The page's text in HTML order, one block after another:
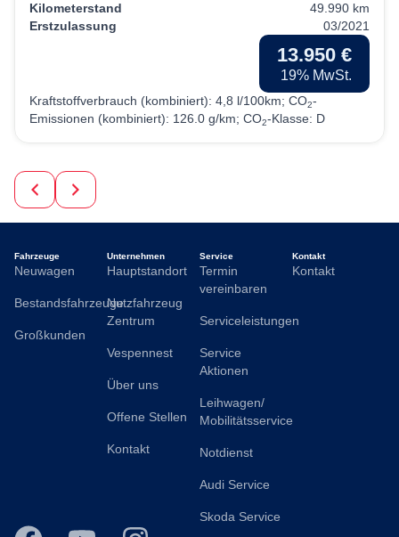
Kilometerstand
49.990 km
Erstzulassung
03/2021
13.950 €
19% MwSt.
Kraftstoffverbrauch (kombiniert): 4,8 l/100km; CO2-
Emissionen (kombiniert): 126.0 g/km; CO2-Klasse: D
Fahrzeuge
Neuwagen
Bestandsfahrzeuge
Großkunden
Unternehmen
Hauptstandort
Nutzfahrzeug
Zentrum
Vespennest
Über uns
Offene Stellen
Kontakt
Service
Termin
vereinbaren
Serviceleistungen
Service
Aktionen
Leihwagen/
Mobilitätsservice
Notdienst
Audi Service
Skoda Service
Kontakt
Kontakt